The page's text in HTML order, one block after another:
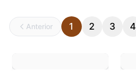
Alambre Kanthal
Anterior 1 2 3 4